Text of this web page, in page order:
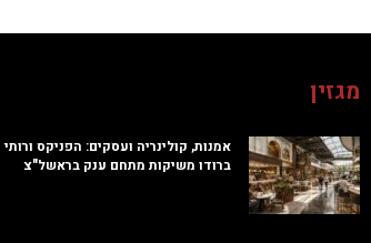
מגזין
אמנות, קולינריה ועסקים: הפניקס ורותי
ברודו משיקות מתחם ענק בראשל"צ